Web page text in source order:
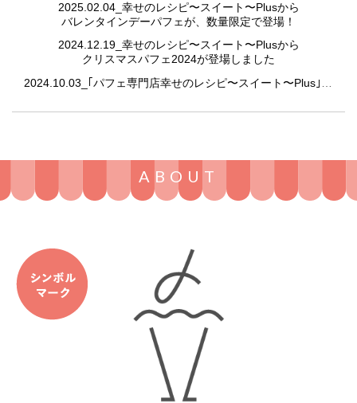
2025.02.04_幸せのレシピ〜スイート〜Plusから
バレンタインデーパフェが、数量限定で登場！
2024.12.19_幸せのレシピ〜スイート〜Plusから
クリスマスパフェ2024が登場しました
ABOUT